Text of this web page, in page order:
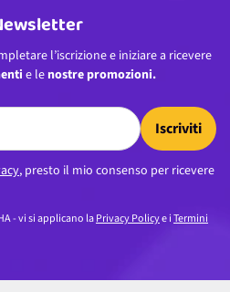
l’iscrizione e iniziare a ricevere
e le nostre promozioni.
Iscriviti
, presto il mio consenso per ricevere
- vi si applicano laPrivacy Policye iTermini